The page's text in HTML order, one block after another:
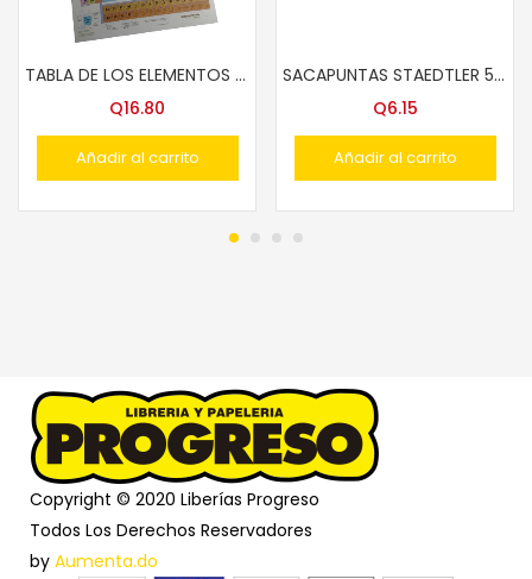
TABLA DE LOS ELEMENTOS SARGENT WETCH
Q16.80
Añadir al carrito
SACAPUNTAS STAEDTLER 510-10 MET?LICO
Q6.15
Añadir al carrito
Copyright © 2020 Liberías Progreso
Todos Los Derechos Reservadores
by Aumenta.do